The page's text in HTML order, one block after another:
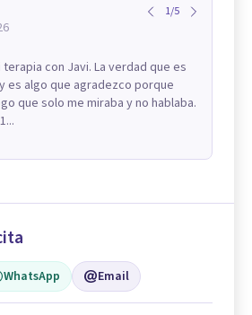
1/5
con Javi. La verdad que es
es algo que agradezco porque
que solo me miraba y no hablaba.
WhatsApp Email